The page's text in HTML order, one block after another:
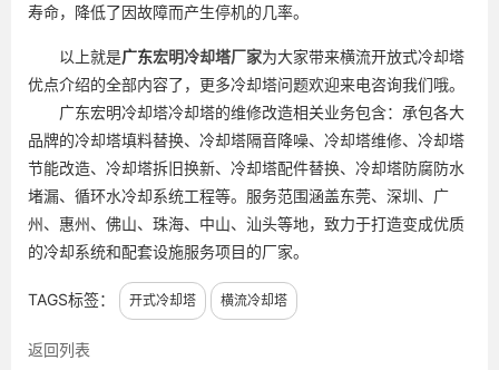
寿命，降低了因故障而产生停机的几率。
以上就是广东宏明冷却塔厂家为大家带来横流开放式冷却塔
优点介绍的全部内容了，更多冷却塔问题欢迎来电咨询我们哦。
广东宏明冷却塔冷却塔的维修改造相关业务包含：承包各大
品牌的冷却塔填料替换、冷却塔隔音降噪、冷却塔维修、冷却塔
节能改造、冷却塔拆旧换新、冷却塔配件替换、冷却塔防腐防水
堵漏、循环水冷却系统工程等。服务范围涵盖东莞、深圳、广
州、惠州、佛山、珠海、中山、汕头等地，致力于打造变成优质
的冷却系统和配套设施服务项目的厂家。
TAGS标签： 开式冷却塔 横流冷却塔
返回列表